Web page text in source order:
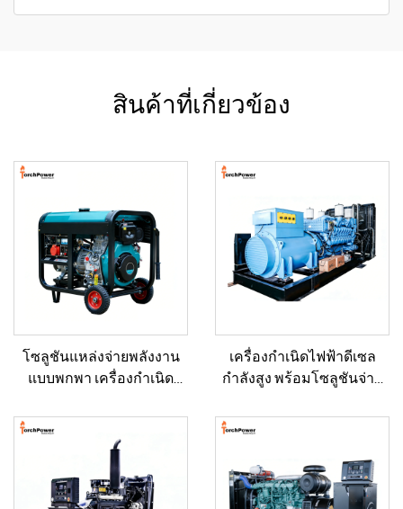
สินค้าที่เกี่ยวข้อง
โซลูชันแหล่งจ่ายพลังงาน
แบบพกพา เครื่องกำเนิด
วัตต์ สำหรับบ้าน/ร้านค้า/
งานก่อสร้าง/ระบบสำรอง
ฉุกเฉิน
เครื่องกำเนิดไฟฟ้าดีเซล
กำลังสูง พร้อมโซลูชันจ่าย
แร่/การผลิตในโรงงาน และ